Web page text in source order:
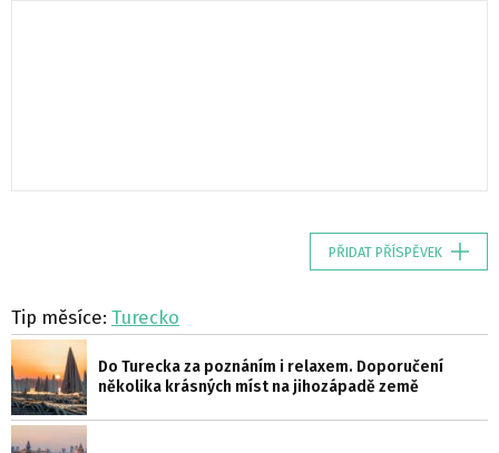
PŘIDAT PŘÍSPĚVEK
Tip měsíce: Turecko
Do Turecka za poznáním i relaxem. Doporučení
několika krásných míst na jihozápadě země